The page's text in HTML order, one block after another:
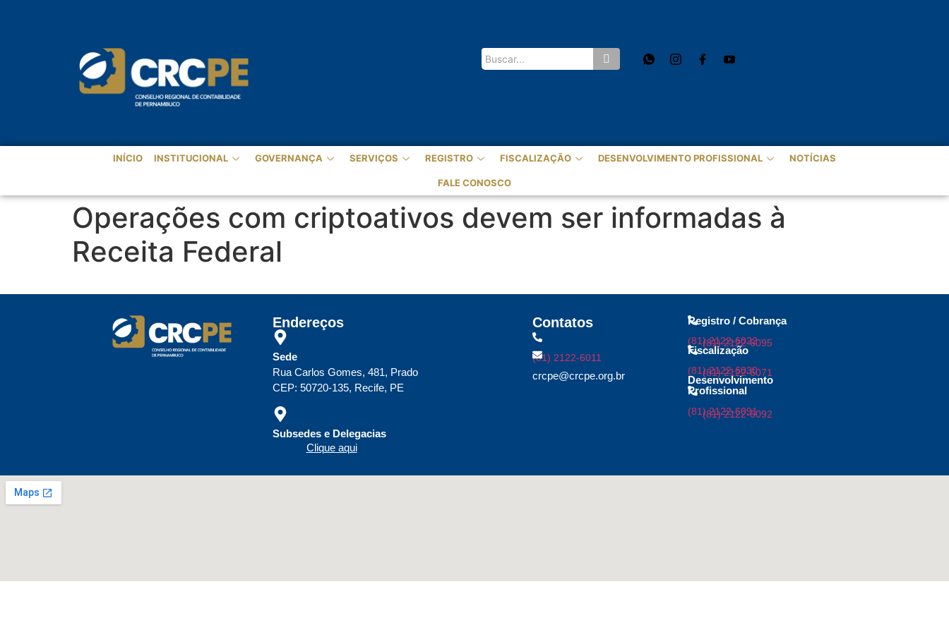
INÍCIO INSTITUCIONAL GOVERNANÇA SERVIÇOS REGISTRO FISCALIZAÇÃO DESENVOLVIMENTO PROFISSIONAL NOTÍCIAS
FALE CONOSCO
Operações com criptoativos devem ser informadas à
Receita Federal
Endereços
Sede
Rua Carlos Gomes, 481, Prado
CEP: 50720-135, Recife, PE
Subsedes e Delegacias
Clique aqui
Contatos
(81) 2122-6011
crcpe@crcpe.org.br
Registro / Cobrança
(81) 2122-6022
(81) 2122-6095
Fiscalização
(81) 2122-6030
(81) 2122-6071
Desenvolvimento
Profissional
(81) 2122-6091
(81) 2122-6092